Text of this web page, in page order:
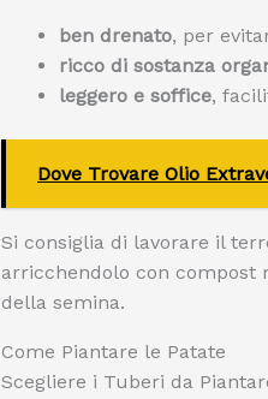
ben drenato, per
ricco di sostanza
leggero e soffice,
Dove Trovare Olio
Si consiglia di lavorare il
arricchendolo con compost
della semina.
Come Piantare le Patate
Scegliere i Tuberi da